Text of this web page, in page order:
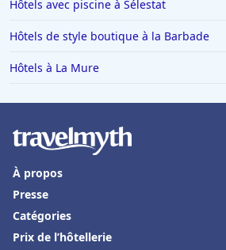
Hôtels avec piscine à Sélestat
Hôtels de style boutique à la Barbade
Hôtels à La Mure
À propos
Presse
Catégories
Prix de l’hôtellerie